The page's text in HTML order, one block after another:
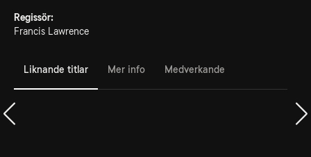
Regissör:
Francis Lawrence
Liknande titlar Mer info Medverkande